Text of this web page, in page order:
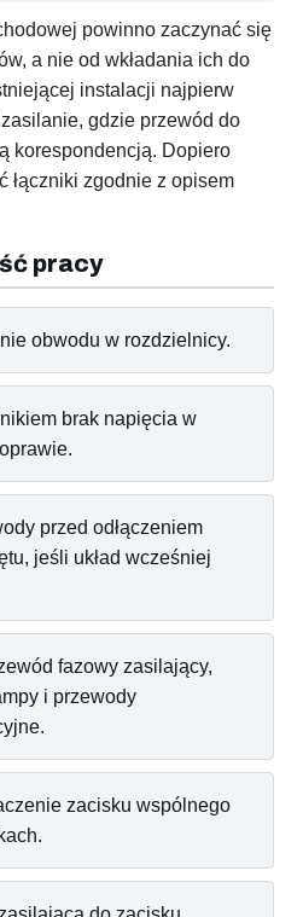
powinno zaczynać się
a nie od wkładania ich do
instalacji najpierw
gdzie przewód do
korespondencją. Dopiero
łączniki zgodnie z opisem
pracy
obwodu w rozdzielnicy.
brak napięcia w
przed odłączeniem
jeśli układ wcześniej
fazowy zasilający,
i przewody
zacisku wspólnego